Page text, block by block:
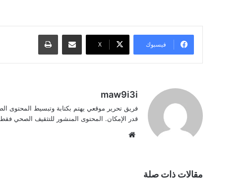
فيسبوك ‫X
مشاركة عبر البريد طباعة
maw9i3i
فريق تحرير موقعي يهتم بكتابة وتبسيط المحتوى
قدر الإمكان. المحتوى المنشور للتثقيف الصحي
مقالات ذات صلة